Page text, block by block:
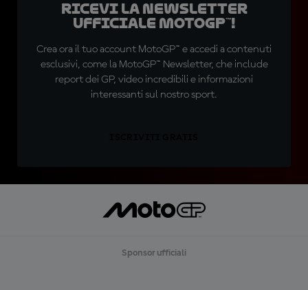
Ricevi la newsletter
ufficiale MotoGP™!
Crea ora il tuo account MotoGP™ e accedi a contenuti
esclusivi, come la MotoGP™ Newsletter, che include
report dei GP, video incredibili e informazioni
interessanti sul nostro sport.
Sponsor ufficiali